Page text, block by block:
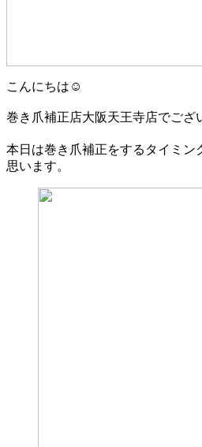
こんにちは☺️
巻き爪補正店大阪天王寺店でござ
本日は巻き爪補正をするタイミン
思います。